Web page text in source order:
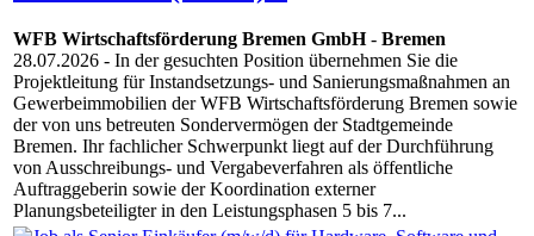
WFB Wirtschaftsförderung Bremen GmbH- Bremen
28.07.2026 - In der gesuchten Position übernehmen Sie die
Projektleitung für Instandsetzungs- und Sanierungsmaßnahmen an
Gewerbeimmobilien der WFB Wirtschaftsförderung Bremen sowie
der von uns betreuten Sondervermögen der Stadtgemeinde
Bremen. Ihr fachlicher Schwerpunkt liegt auf der Durchführung
von Ausschreibungs- und Vergabeverfahren als öffentliche
Auftraggeberin sowie der Koordination externer
Planungsbeteiligter in den Leistungsphasen 5 bis 7...